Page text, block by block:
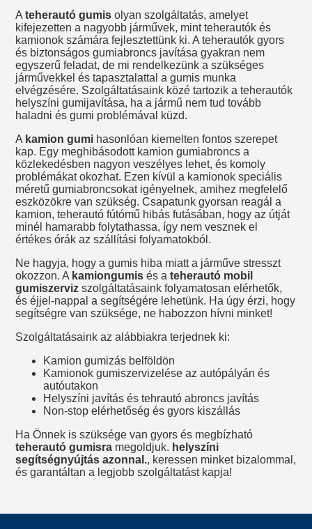
Ateherautó gumis olyan szolgáltatás, amelyet
kifejezetten a nagyobb járművek, mint teherautók és
kamionok számára fejlesztettünk ki. A teherautók gyors
és biztonságos gumiabroncs javítása gyakran nem
egyszerű feladat, de mi rendelkezünk a szükséges
járművekkel és tapasztalattal a gumis munka
elvégzésére. Szolgáltatásaink közé tartozik a teherautók
helyszíni gumijavítása, ha a jármű nem tud tovább
haladni és gumi problémával küzd.
A kamion gumi hasonlóan kiemelten fontos szerepet
kap. Egy meghibásodott kamion gumiabroncs a
közlekedésben nagyon veszélyes lehet, és komoly
problémákat okozhat. Ezen kívül a kamionok speciális
méretű gumiabroncsokat igényelnek, amihez megfelelő
eszközökre van szükség. Csapatunk gyorsan reagál a
kamion, teherautó fútómű hibás futásában, hogy az útját
minél hamarabb folytathassa, így nem vesznek el
értékes órák az szállítási folyamatokból.
Ne hagyja, hogy a gumis hiba miatt a járműve stresszt
okozzon. A kamiongumis és ateherautó mobil
gumiszerviz szolgáltatásaink folyamatosan elérhetők,
és éjjel-nappal a segítségére lehetünk. Ha úgy érzi, hogy
segítségre van szüksége, ne habozzon hívni minket!
Szolgáltatásaink az alábbiakra terjednek ki:
Kamion gumizás belföldön
Kamionok gumiszervizelése az autópályán és
autóutakon
Helyszíni javítás és tehrautó abroncs javítás
Non-stop elérhetőség és gyors kiszállás
Ha Önnek is szüksége van gyors és megbízható
teherautó gumisra megoldjuk. helyszíni
segítségnyújtás azonnal., keressen minket bizalommal,
és garantáltan a legjobb szolgáltatást kapja!